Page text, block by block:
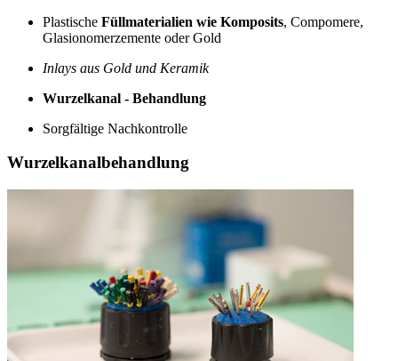
Plastische Füllmaterialien wie Komposits, Compomere,
Glasionomerzemente oder Gold
Inlays aus Gold und Keramik
Wurzelkanal - Behandlung
Sorgfältige Nachkontrolle
Wurzelkanalbehandlung